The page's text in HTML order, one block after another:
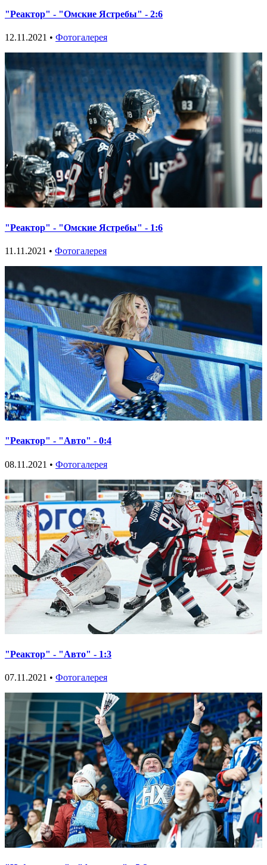
"Реактор" - "Омские Ястребы" - 2:6
12.11.2021 • Фотогалерея
"Реактор" - "Омские Ястребы" - 1:6
11.11.2021 • Фотогалерея
"Реактор" - "Авто" - 0:4
08.11.2021 • Фотогалерея
"Реактор" - "Авто" - 1:3
07.11.2021 • Фотогалерея